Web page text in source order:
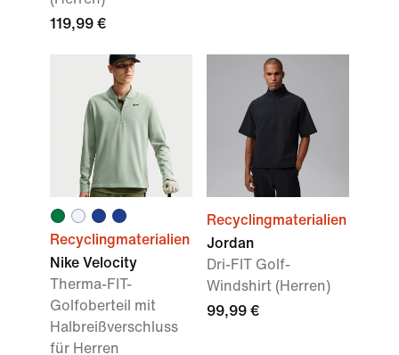
119,99 €
Recyclingmaterialien
Nike Velocity
Therma-FIT-
Golfoberteil mit
Halbreißverschluss
für Herren
Recyclingmaterialien
Jordan
Dri-FIT Golf-
Windshirt (Herren)
99,99 €